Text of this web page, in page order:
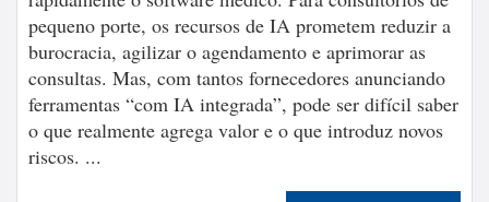
pequeno porte, os recursos de IA prometem reduzir a
burocracia, agilizar o agendamento e aprimorar as
consultas. Mas, com tantos fornecedores anunciando
ferramentas “com IA integrada”, pode ser difícil saber
o que realmente agrega valor e o que introduz novos
riscos. ...